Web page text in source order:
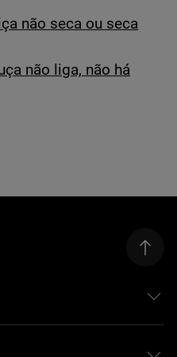
não seca ou seca
não liga, não há